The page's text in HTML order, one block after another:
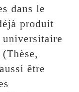
dans le
produit
universitaire
être